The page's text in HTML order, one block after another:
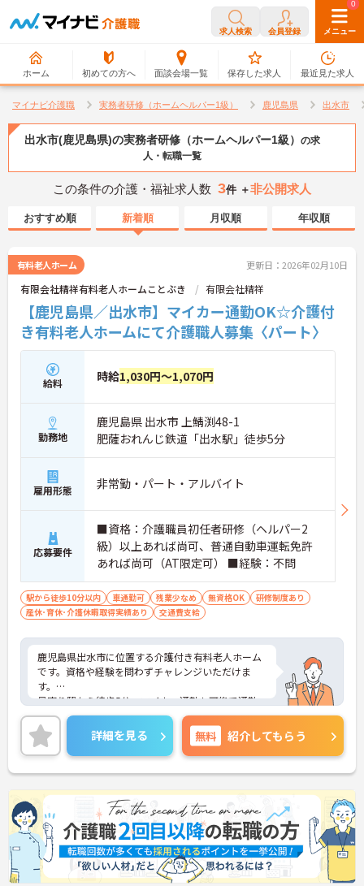
求人検索 会員登録 メニュー
ホーム 初めての方へ 面談会場一覧
0
保存した求人
0
最近見た求人
マイナビ介護職 実務者研修（ホームヘルパー1級） 鹿児島県 出水市
出水市(鹿児島県)の実務者研修（ホームヘルパー1級） の求
人・転職一覧
この条件の介護・福祉求人数 3件 ＋非公開求人
おすすめ順 新着順 月収順 年収順
有料老人ホーム 更新日：2026年02月10日
有限会社精祥有料老人ホームことぶき 有限会社精祥
【鹿児島県／出水市】マイカー通勤OK☆介護付
き有料老人ホームにて介護職人募集〈パート〉
給料 時給1,030円～1,070円
勤務地
鹿児島県 出水市 上鯖渕48-1
肥薩おれんじ鉄道「出水駅」徒歩5分
雇用形態 非常勤・パート・アルバイト
応募要件
■資格：介護職員初任者研修（ヘルパー2
級）以上あれば尚可、普通自動車運転免許
あれば尚可（AT限定可） ■経験：不問
駅から徒歩10分以内 車通勤可 残業少なめ 無資格OK
研修制度あり
産休･育休･介護休暇取得実績あり
交通費支給
鹿児島県出水市に位置する介護付き有料老人ホーム
です。資格や経験を問わずチャレンジいただけま
す。
最寄り駅から徒歩5分、マイカー通勤も可能で通勤
ラクラクです。
ご興味のある方には、面接対策ポイントなど、さら
に詳細をお話しいたしますのでお気軽にご相談くだ
さい！
詳細を見る 無料 紹介してもらう